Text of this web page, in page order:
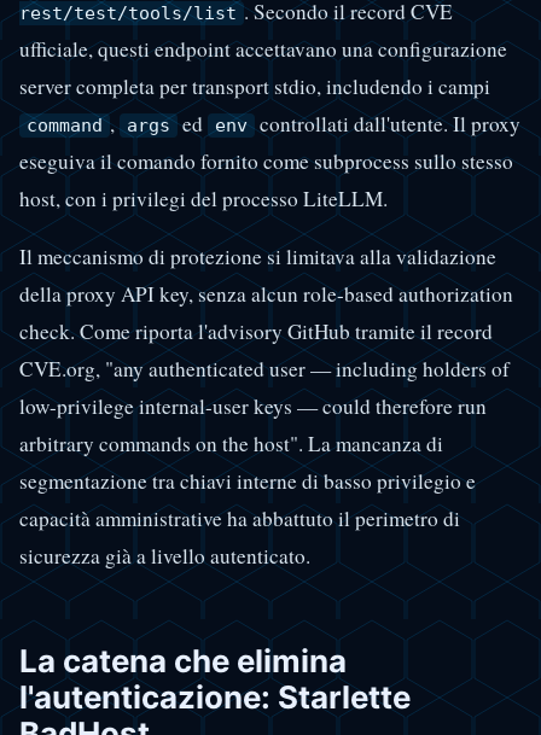
rest/test/tools/list . Secondo il record CVE
ufficiale, questi endpoint accettavano una configurazione
server completa per transport stdio, includendo i campi
command , args ed env controllati dall'utente. Il proxy
eseguiva il comando fornito come subprocess sullo stesso
host, con i privilegi del processo LiteLLM.
Il meccanismo di protezione si limitava alla validazione
della proxy API key, senza alcun role-based authorization
check. Come riporta l'advisory GitHub tramite il record
CVE.org, "any authenticated user — including holders of
low-privilege internal-user keys — could therefore run
arbitrary commands on the host". La mancanza di
segmentazione tra chiavi interne di basso privilegio e
capacità amministrative ha abbattuto il perimetro di
sicurezza già a livello autenticato.
La catena che elimina
l'autenticazione: Starlette